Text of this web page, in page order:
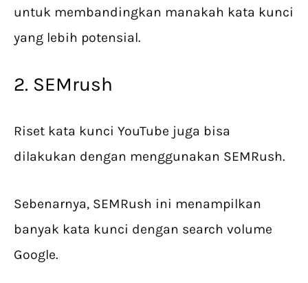
untuk membandingkan manakah kata kunci
yang lebih potensial.
2. SEMrush
Riset kata kunci YouTube juga bisa
dilakukan dengan menggunakan SEMRush.
Sebenarnya, SEMRush ini menampilkan
banyak kata kunci dengan search volume
Google.